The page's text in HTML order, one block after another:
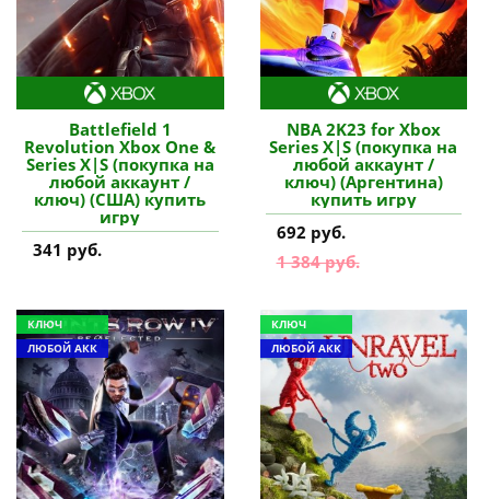
Battlefield 1
Revolution Xbox One &
Series X|S (покупка на
любой аккаунт /
ключ) (США) купить
игру
341 руб.
NBA 2K23 for Xbox
Series X|S (покупка на
любой аккаунт /
ключ) (Аргентина)
купить игру
692 руб.
1 384 руб.
КЛЮЧ
ЛЮБОЙ АКК
КЛЮЧ
ЛЮБОЙ АКК